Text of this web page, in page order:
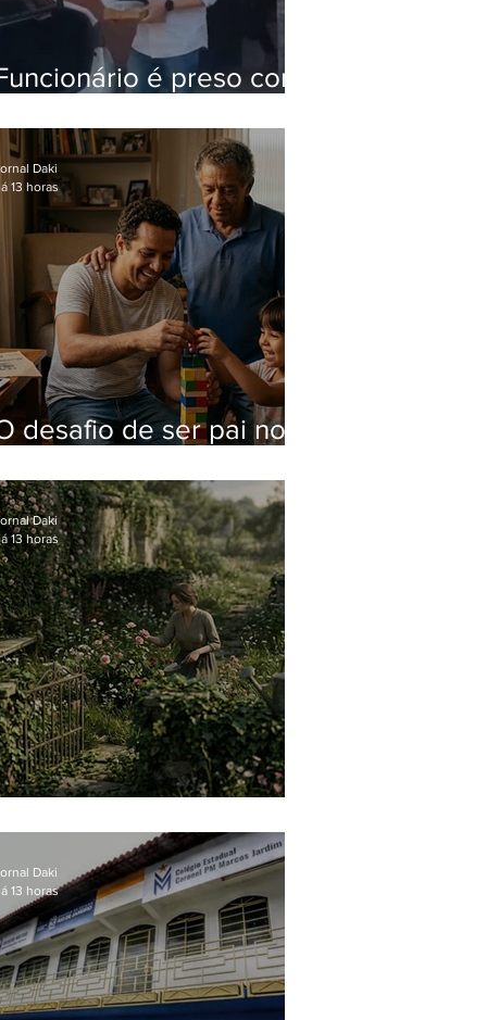
é preso com
Hospital do Andaraí
desafio de ser pai no
Daki
13 horas
Daki
13 horas
Daki
13 horas